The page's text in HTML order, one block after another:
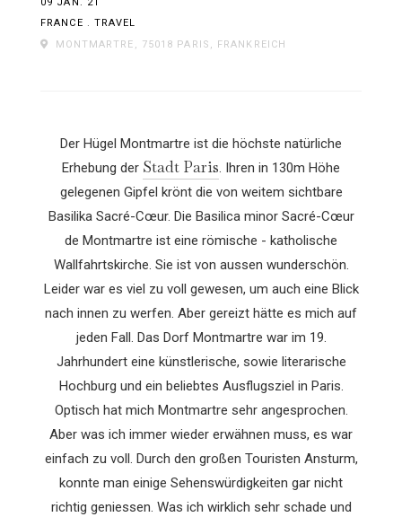
09 JAN. 21
FRANCE . TRAVEL
MONTMARTRE, 75018 PARIS, FRANKREICH
Der Hügel Montmartre ist die höchste natürliche
Erhebung der Stadt Paris. Ihren in 130m Höhe
gelegenen Gipfel krönt die von weitem sichtbare
Basilika Sacré-Cœur. Die Basilica minor Sacré-Cœur
de Montmartre ist eine römische - katholische
Wallfahrtskirche. Sie ist von aussen wunderschön.
Leider war es viel zu voll gewesen, um auch eine Blick
nach innen zu werfen. Aber gereizt hätte es mich auf
jeden Fall. Das Dorf Montmartre war im 19.
Jahrhundert eine künstlerische, sowie literarische
Hochburg und ein beliebtes Ausflugsziel in Paris.
Optisch hat mich Montmartre sehr angesprochen.
Aber was ich immer wieder erwähnen muss, es war
einfach zu voll. Durch den großen Touristen Ansturm,
konnte man einige Sehenswürdigkeiten gar nicht
richtig geniessen. Was ich wirklich sehr schade und